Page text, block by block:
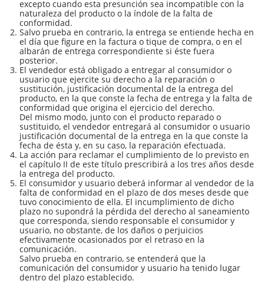
excepto cuando esta presunción sea incompatible con la
naturaleza del producto o la índole de la falta de
conformidad.
Salvo prueba en contrario, la entrega se entiende hecha en
el día que figure en la factura o tique de compra, o en el
albarán de entrega correspondiente si éste fuera
posterior.
El vendedor está obligado a entregar al consumidor o
usuario que ejercite su derecho a la reparación o
sustitución, justificación documental de la entrega del
producto, en la que conste la fecha de entrega y la falta de
conformidad que origina el ejercicio del derecho.
Del mismo modo, junto con el producto reparado o
sustituido, el vendedor entregará al consumidor o usuario
justificación documental de la entrega en la que conste la
fecha de ésta y, en su caso, la reparación efectuada.
La acción para reclamar el cumplimiento de lo previsto en
el capítulo II de este título prescribirá a los tres años desde
la entrega del producto.
El consumidor y usuario deberá informar al vendedor de la
falta de conformidad en el plazo de dos meses desde que
tuvo conocimiento de ella. El incumplimiento de dicho
plazo no supondrá la pérdida del derecho al saneamiento
que corresponda, siendo responsable el consumidor y
usuario, no obstante, de los daños o perjuicios
efectivamente ocasionados por el retraso en la
comunicación.
Salvo prueba en contrario, se entenderá que la
comunicación del consumidor y usuario ha tenido lugar
dentro del plazo establecido.